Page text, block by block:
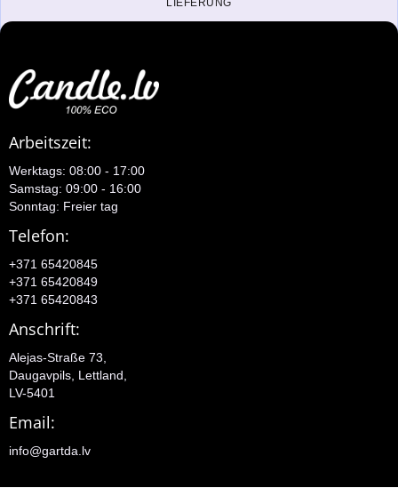
LIEFERUNG
Arbeitszeit:
Werktags: 08:00 - 17:00
Samstag: 09:00 - 16:00
Sonntag: Freier tag
Telefon:
+371 65420845
+371 65420849
+371 65420843
Anschrift:
Alejas-Straße 73,
Daugavpils, Lettland,
LV-5401
Email:
info@gartda.lv